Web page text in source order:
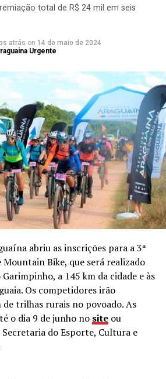
total de R$ 24 mil em seis
atrás on 14 de maio de 2024
Urgente
abriu as inscrições para a 3ª
Mountain Bike, que será realizado
a 145 km da cidade e às
Os competidores irão
trilhas rurais no povoado. As
o dia 9 de junho no site ou
do Esporte, Cultura e